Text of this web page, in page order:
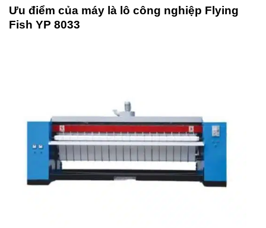
Ưu điểm của máy là lô công nghiệp Flying
Fish YP 8033